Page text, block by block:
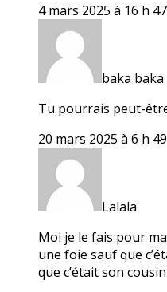
4 mars 2025 à 16 h
baka baka
Tu pourrais peut-
20 mars 2025 à 6 h
Lalala
Moi je le fais pour
une foie sauf que
que c’était son